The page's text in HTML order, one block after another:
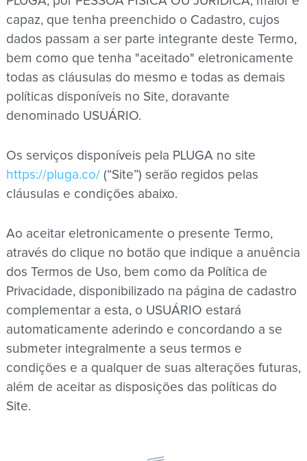
capaz, que tenha preenchido o Cadastro, cujos
dados passam a ser parte integrante deste Termo,
bem como que tenha "aceitado" eletronicamente
todas as cláusulas do mesmo e todas as demais
políticas disponíveis no Site, doravante
denominado USUÁRIO.
Os serviços disponíveis pela PLUGA no site
https://pluga.co/(“Site”) serão regidos pelas
cláusulas e condições abaixo.
Ao aceitar eletronicamente o presente Termo,
através do clique no botão que indique a anuência
dos Termos de Uso, bem como da Política de
Privacidade, disponibilizado na página de cadastro
complementar a esta, o USUÁRIO estará
automaticamente aderindo e concordando a se
submeter integralmente a seus termos e
condições e a qualquer de suas alterações futuras,
além de aceitar as disposições das políticas do
Site.